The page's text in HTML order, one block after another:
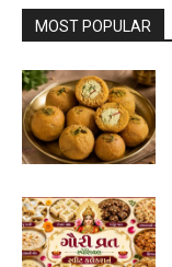
MOST POPULAR